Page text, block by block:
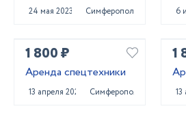
24 мая 2023 Симферополь 6
1 800 ₽
Аренда спецтехники
13 апреля 2022 Симферополь
1
13